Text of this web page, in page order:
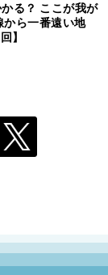
る？ ここが我が
ら一番遠い地
】